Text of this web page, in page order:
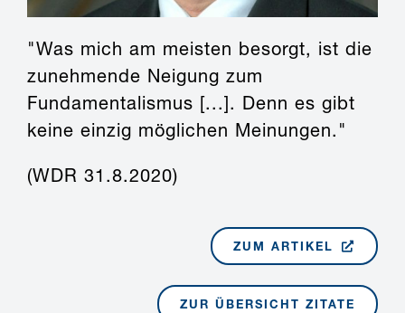
"Was mich am meisten besorgt, ist die
zunehmende Neigung zum
Fundamentalismus [...]. Denn es gibt
keine einzig möglichen Meinungen."
(WDR 31.8.2020)
ZUM ARTIKEL
ZUR ÜBERSICHT ZITATE